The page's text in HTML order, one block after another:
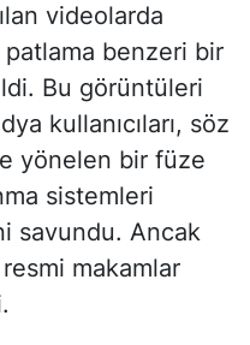
videolarda
benzeri bir
Bu görüntüleri
kullanıcıları, söz
yönelen bir füze
sistemleri
savundu. Ancak
makamlar